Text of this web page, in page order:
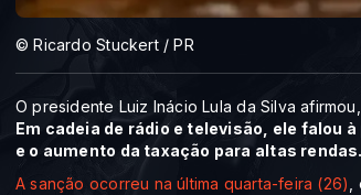
© Ricardo Stuckert / PR
O presidente Luiz Inácio Lula da Silva
Em cadeia de rádio e televisão, ele falou
e o aumento da taxação para altas rendas.
A sanção ocorreu na última quarta-feira (26)